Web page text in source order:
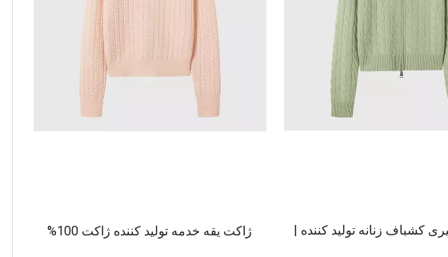
کشباف زنانه تولید کننده | ژاکت یقه خدمه تولید کننده ژاکت 100%